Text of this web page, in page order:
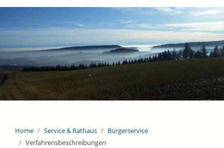
Home Service & Rathaus
Bürgerservice
Verfahrensbeschreibungen